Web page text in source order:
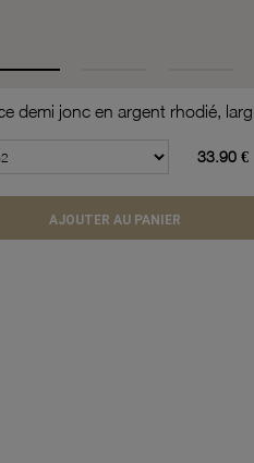
33.90 €
AJOUTER AU PANIER